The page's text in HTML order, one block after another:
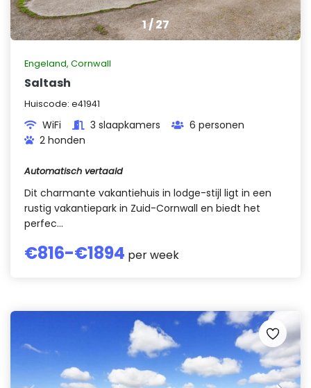
1/27
Engeland, Cornwall
Saltash
Huiscode: e41941
WiFi 3 slaapkamers
6 personen
2 honden
Automatisch vertaald
Dit charmante vakantiehuis in lodge-stijl ligt in een
rustig vakantiepark in Zuid-Cornwall en biedt het
perfec...
€816-€1894 per week